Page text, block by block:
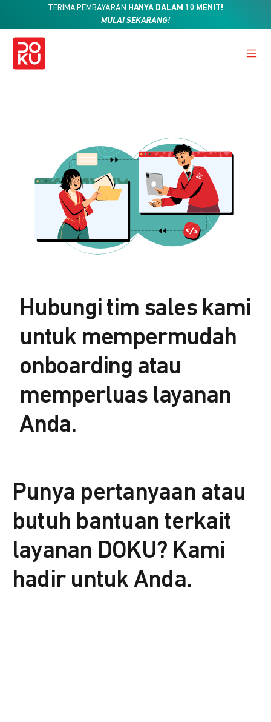
TERIMA PEMBAYARAN HANYA DALAM 10 MENIT!
MULAI SEKARANG!
Hubungi tim sales kami
untuk mempermudah
onboarding atau
memperluas layanan
Anda.
Punya pertanyaan atau
butuh bantuan terkait
layanan DOKU? Kami
hadir untuk Anda.